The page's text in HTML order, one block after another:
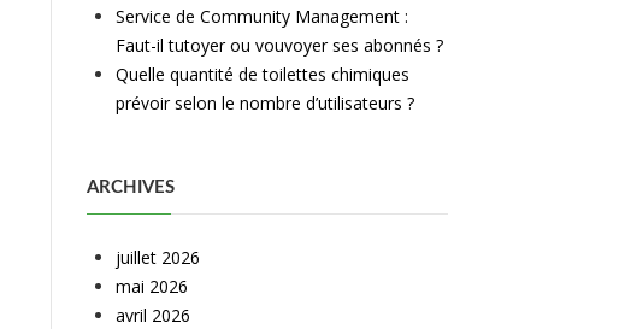
Service de Community Management :
Faut-il tutoyer ou vouvoyer ses abonnés ?
Quelle quantité de toilettes chimiques
prévoir selon le nombre d’utilisateurs ?
ARCHIVES
juillet 2026
mai 2026
avril 2026